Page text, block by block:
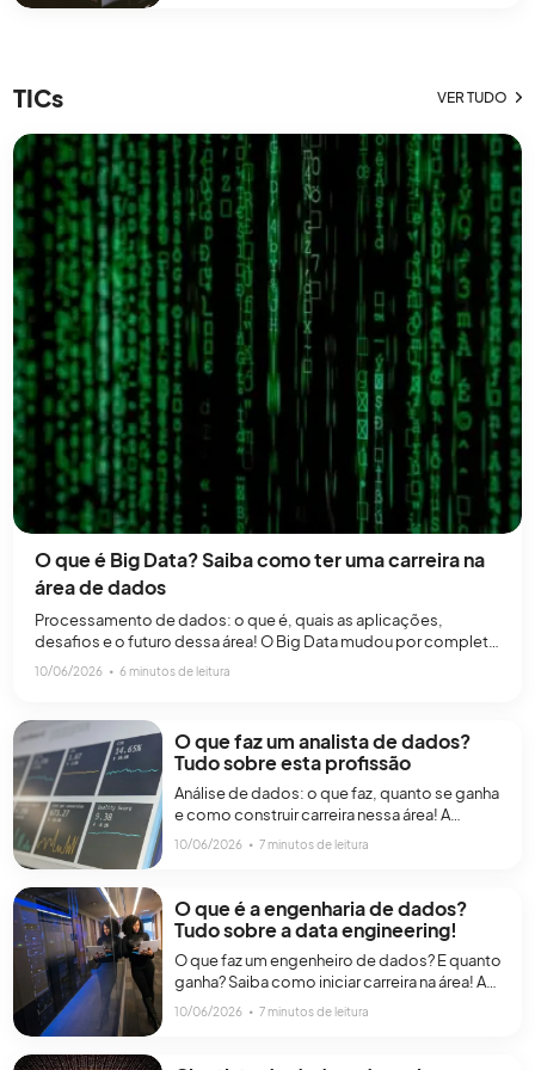
TICs VER TUDO
O que é Big Data? Saiba como ter uma carreira na
área de dados
Processamento de dados: o que é, quais as aplicações,
desafios e o futuro dessa área! O Big Data mudou por completo
a forma como empresas, governos e pessoas produzem,
bancárias, plataformas de streaming e dispositivos
conectados geram enormes volumes de dados[…]
10/06/2026 ∙ 6 minutos de leitura
O que faz um analista de dados?
Tudo sobre esta profissão
Análise de dados: o que faz, quanto se ganha
e como construir carreira nessa área! A
digitalização mudou completamente a forma
setores utilizam métricas, relatórios e
informações estratégicas para entender
clientes, reduzir custos, melhorar processos
e aumentar resultados. Por isso, o trabalho do
analista[…]
10/06/2026 ∙ 7 minutos de leitura
O que é a engenharia de dados?
Tudo sobre a data engineering!
O que faz um engenheiro de dados? E quanto
ganha? Saiba como iniciar carreira na área! A
digitalização dos últimos anos aumentou
10/06/2026 ∙ 7 minutos de leitura